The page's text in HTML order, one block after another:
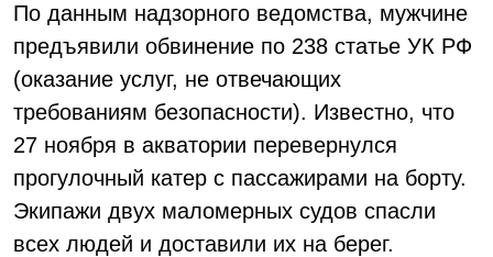
По данным надзорного ведомства, мужчине
предъявили обвинение по 238 статье УК РФ
(оказание услуг, не отвечающих
требованиям безопасности). Известно, что
27 ноября в акватории перевернулся
прогулочный катер с пассажирами на борту.
Экипажи двух маломерных судов спасли
всех людей и доставили их на берег.